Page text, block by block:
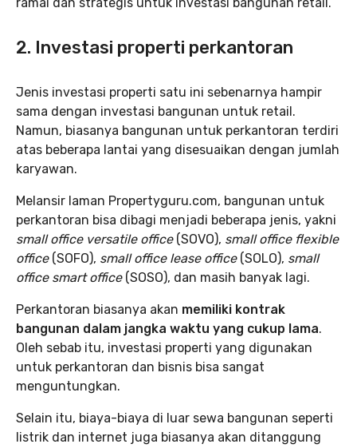
2. Investasi properti perkantoran
Jenis investasi properti satu ini sebenarnya hampir
sama dengan investasi bangunan untuk retail.
Namun, biasanya bangunan untuk perkantoran terdiri
atas beberapa lantai yang disesuaikan dengan jumlah
karyawan.
Melansir laman Propertyguru.com, bangunan untuk
perkantoran bisa dibagi menjadi beberapa jenis, yakni
small office versatile office(SOVO), small office flexible
office(SOFO), small office lease office(SOLO), small
office smart office(SOSO), dan masih banyak lagi.
Perkantoran biasanya akan memiliki kontrak
bangunan dalam jangka waktu yang cukup lama.
Oleh sebab itu, investasi properti yang digunakan
untuk perkantoran dan bisnis bisa sangat
menguntungkan.
Selain itu, biaya-biaya di luar sewa bangunan seperti
listrik dan internet juga biasanya akan ditanggung